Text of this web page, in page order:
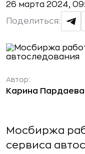
26 марта 2024,
Поделиться:
Автор:
Карина Пардаева
Мосбиржа
сервиса